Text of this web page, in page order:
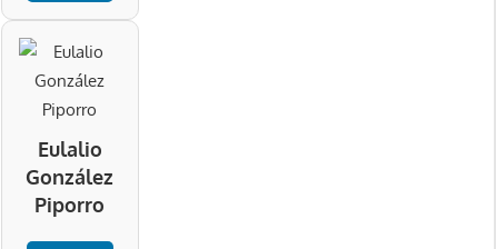
Eulalio
González
Piporro